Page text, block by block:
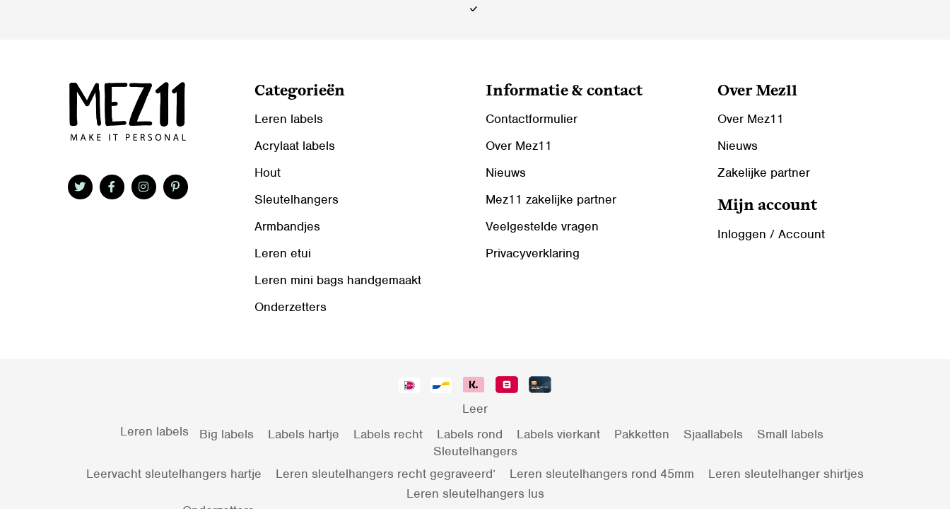
Categorieën
Leren labels
Acrylaat labels
Hout
Sleutelhangers
Armbandjes
Leren etui
Leren mini bags handgemaakt
Onderzetters
Informatie & contact
Contactformulier
Over Mez11
Nieuws
Mez11 zakelijke partner
Veelgestelde vragen
Privacyverklaring
Over Mez11
Over Mez11
Nieuws
Zakelijke partner
Mijn account
Inloggen / Account
Leer
Leren labels
Big labels Labels hartje Labels recht Labels rond Labels vierkant Pakketten Sjaallabels
Small labels
Sleutelhangers
Leervacht sleutelhangers hartje
Leren sleutelhangers recht gegraveerd’ Leren sleutelhangers rond 45mm
Leren sleutelhanger shirtjes
Leren sleutelhangers lus